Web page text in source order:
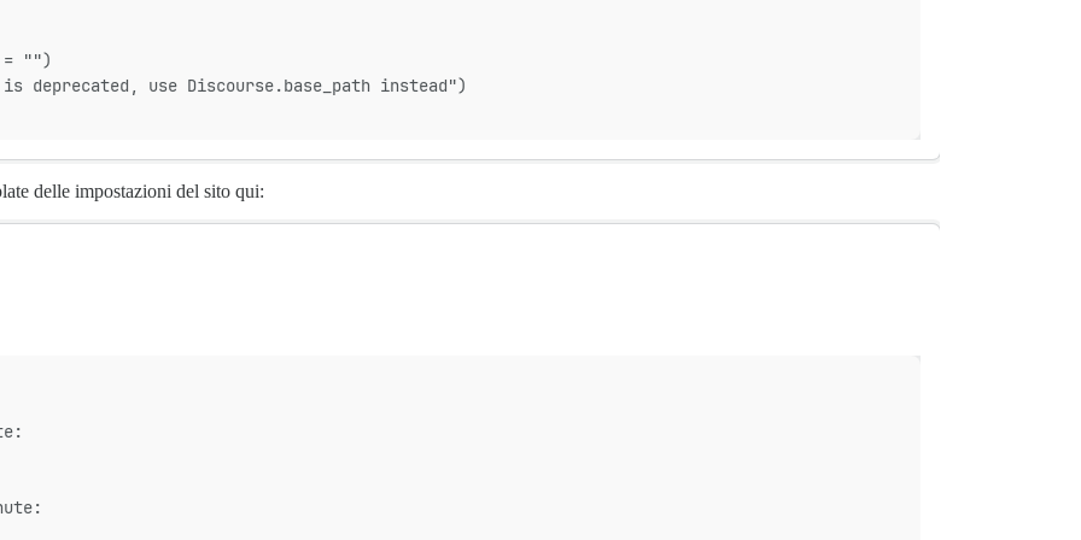
= "")
deprecated, use Discourse.base_path instead")
delle impostazioni del sito qui: